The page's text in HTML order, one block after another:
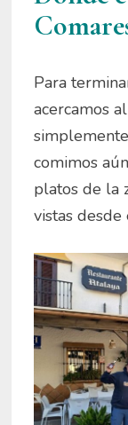
Para
acercamos
comimos
platos de la
vistas